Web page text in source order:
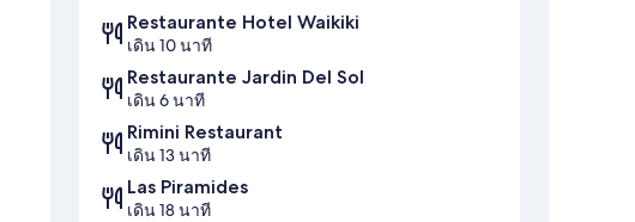
Restaurante Hotel Waikiki
เดิน 10 นาที
Restaurante Jardin Del Sol
เดิน 6 นาที
Rimini Restaurant
เดิน 13 นาที
Las Piramides
เดิน 18 นาที